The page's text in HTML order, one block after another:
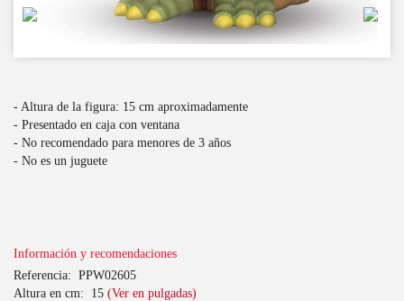
- Altura de la figura: 15 cm aproximadamente
- Presentado en caja con ventana
- No recomendado para menores de 3 años
- No es un juguete
Información y recomendaciones
Referencia: PPW02605
Altura en cm: 15 (Ver en pulgadas)